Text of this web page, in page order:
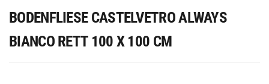
BODENFLIESE CASTELVETRO ALWAYS
BIANCO RETT 100 X 100 CM